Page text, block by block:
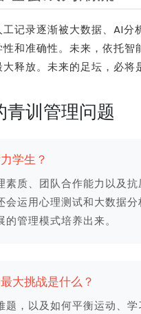
记录逐渐被大数据、AI
和准确性。未来，依托
释放。未来的足坛，必将
青训管理问题
学生？
素质、团队合作能力以及
会运用心理测试和大数据
管理模式培养出来。
大挑战是什么？
题，以及如何平衡运动、